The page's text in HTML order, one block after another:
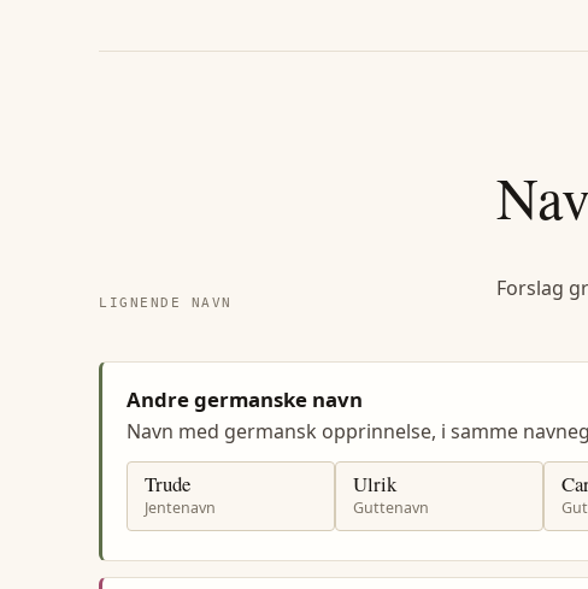
LIGNENDE NAVN
Forslag
Andre germanske navn
Navn med germansk opprinnelse, i samme
Trude
Jentenavn
Ulrik
Guttenavn